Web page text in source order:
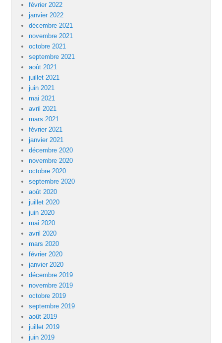
février 2022
janvier 2022
décembre 2021
novembre 2021
octobre 2021
septembre 2021
août 2021
juillet 2021
juin 2021
mai 2021
avril 2021
mars 2021
février 2021
janvier 2021
décembre 2020
novembre 2020
octobre 2020
septembre 2020
août 2020
juillet 2020
juin 2020
mai 2020
avril 2020
mars 2020
février 2020
janvier 2020
décembre 2019
novembre 2019
octobre 2019
septembre 2019
août 2019
juillet 2019
juin 2019